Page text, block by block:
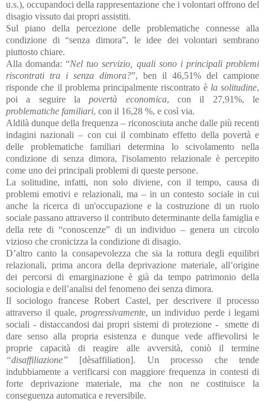
u.s.), occupandoci della rappresentazione che i volontari offrono del
disagio vissuto dai propri assistiti.
Sul piano della percezione delle problematiche connesse alla
condizione di “senza dimora”, le idee dei volontari sembrano
piuttosto chiare.
Alla domanda: “Nel tuo servizio, quali sono i principali problemi
riscontrati tra i senza dimora?”, ben il 46,51% del campione
risponde che il problema principalmente riscontrato è la solitudine,
poi a seguire lapovertà economica, con il 27,91%, le
problematiche familiari, con il 16,28 %, e così via.
Aldilà dunque della frequenza – riconosciuta anche dalle più recenti
indagini nazionali – con cui il combinato effetto della povertà e
delle problematiche familiari determina lo scivolamento nella
condizione di senza dimora, l'isolamento relazionale è percepito
come uno dei principali problemi di queste persone.
La solitudine, infatti, non solo diviene, con il tempo, causa di
problemi emotivi e relazionali, ma – in un contesto sociale in cui
anche la ricerca di un'occupazione e la costruzione di un ruolo
sociale passano attraverso il contributo determinante della famiglia e
della rete di “conoscenze” di un individuo – genera un circolo
vizioso che cronicizza la condizione di disagio.
D’altro canto la consapevolezza che sia la rottura degli equilibri
relazionali, prima ancora della deprivazione materiale, all’origine
dei percorsi di emarginazione è già da tempo patrimonio della
sociologia e dell’analisi del fenomeno dei senza dimora.
Il sociologo francese Robert Castel, per descrivere il processo
attraverso il quale, progressivamente, un individuo perde i legami
sociali - distaccandosi dai propri sistemi di protezione -
smette di
dare senso alla propria esistenza e dunque vede affievolirsi le
proprie capacità di reagire alle avversità, coniò il termine
“disaffiliazione” [dèsaffiliation]. Un processo che tende
indubbiamente a verificarsi con maggiore frequenza in contesti di
forte deprivazione materiale, ma che non ne costituisce la
conseguenza automatica e reversibile.